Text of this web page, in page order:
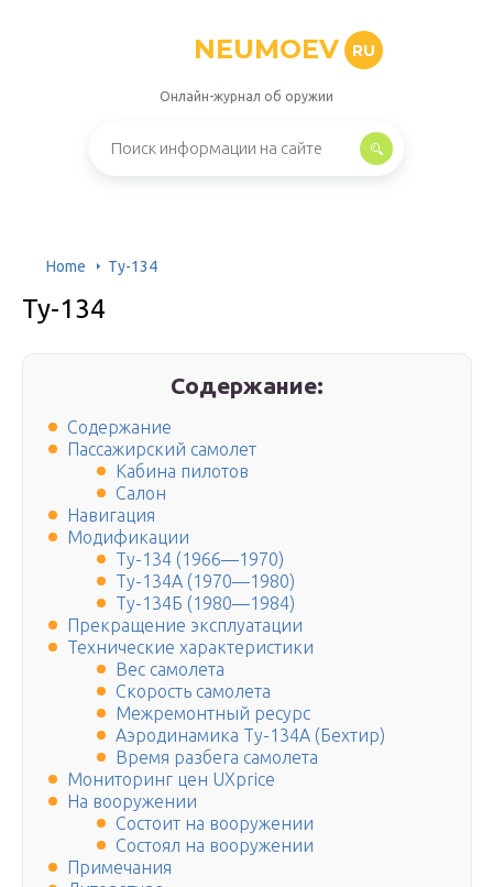
NEUMOEV RU
Онлайн-журнал об оружии
Home Ту-134
Ту-134
Содержание:
Содержание
Пассажирский самолет
Кабина пилотов
Салон
Навигация
Модификации
Ту-134 (1966—1970)
Ту-134А (1970—1980)
Ту-134Б (1980—1984)
Прекращение эксплуатации
Технические характеристики
Вес самолета
Скорость самолета
Межремонтный ресурс
Аэродинамика Ту-134А (Бехтир)
Время разбега самолета
Мониторинг цен UXprice
На вооружении
Состоит на вооружении
Состоял на вооружении
Примечания